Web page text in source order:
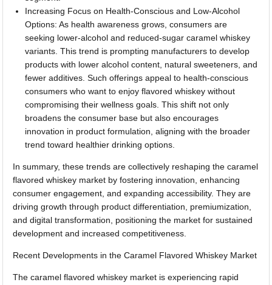
Increasing Focus on Health-Conscious and Low-Alcohol
Options: As health awareness grows, consumers are
seeking lower-alcohol and reduced-sugar caramel whiskey
variants. This trend is prompting manufacturers to develop
products with lower alcohol content, natural sweeteners, and
fewer additives. Such offerings appeal to health-conscious
consumers who want to enjoy flavored whiskey without
compromising their wellness goals. This shift not only
broadens the consumer base but also encourages
innovation in product formulation, aligning with the broader
trend toward healthier drinking options.
In summary, these trends are collectively reshaping the caramel
flavored whiskey market by fostering innovation, enhancing
consumer engagement, and expanding accessibility. They are
driving growth through product differentiation, premiumization,
and digital transformation, positioning the market for sustained
development and increased competitiveness.
Recent Developments in the Caramel Flavored Whiskey Market
The caramel flavored whiskey market is experiencing rapid